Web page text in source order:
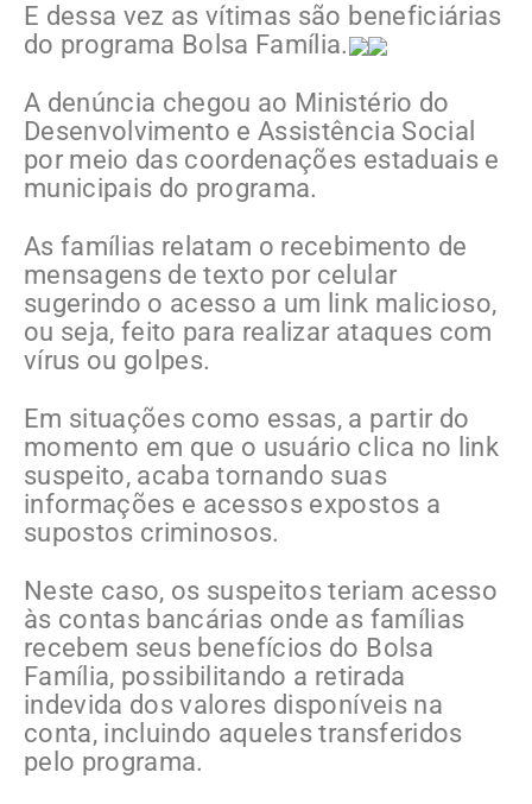
E dessa vez as vítimas são beneficiárias
do programa Bolsa Família.
A denúncia chegou ao Ministério do
Desenvolvimento e Assistência Social
por meio das coordenações estaduais e
municipais do programa.
As famílias relatam o recebimento de
mensagens de texto por celular
sugerindo o acesso a um link malicioso,
ou seja, feito para realizar ataques com
vírus ou golpes.
Em situações como essas, a partir do
momento em que o usuário clica no link
suspeito, acaba tornando suas
informações e acessos expostos a
supostos criminosos.
Neste caso, os suspeitos teriam acesso
às contas bancárias onde as famílias
recebem seus benefícios do Bolsa
Família, possibilitando a retirada
indevida dos valores disponíveis na
conta, incluindo aqueles transferidos
pelo programa.